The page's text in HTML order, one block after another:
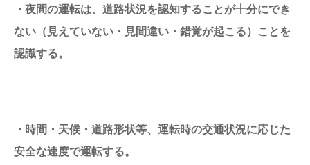
・夜間の運転は、道路状況を認知することが十分にでき
ない（見えていない・見間違い・錯覚が起こる）ことを
認識する。
・時間・天候・道路形状等、運転時の交通状況に応じた
安全な速度で運転する。